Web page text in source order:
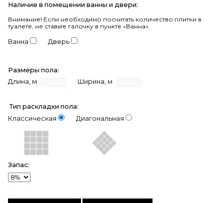
Наличие в помещении ванны и двери:
Внимание! Если необходимо посчитать количество плитки в
туалете, не ставьте галочку в пункте «Ванна».
Ванна Дверь
Размеры пола:
Длина, м
Ширина, м
Тип раскладки пола:
Классическая
Диагональная
Запас: